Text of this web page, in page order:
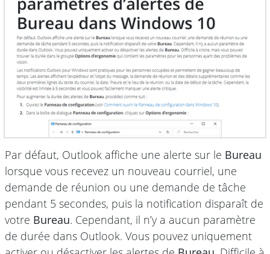
Par défaut, Outlook affiche une alerte sur le Bureau
lorsque vous recevez un nouveau courriel, une
demande de réunion ou une demande de tâche
pendant 5 secondes, puis la notification disparaît de
votre Bureau. Cependant, il n’y a aucun paramètre
de durée dans Outlook. Vous pouvez uniquement